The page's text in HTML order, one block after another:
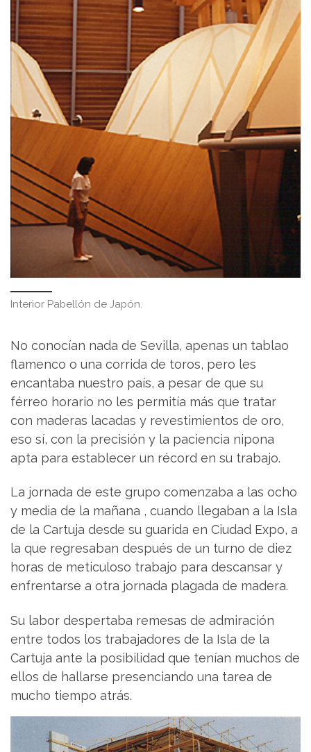
Interior Pabellón de Japón.
No conocían nada de Sevilla, apenas un tablao
flamenco o una corrida de toros, pero les
encantaba nuestro país, a pesar de que su
férreo horario no les permitía más que tratar
con maderas lacadas y revestimientos de oro,
eso sí, con la precisión y la paciencia nipona
apta para establecer un récord en su trabajo.
La jornada de este grupo comenzaba a las ocho
y media de la mañana , cuando llegaban a la Isla
de la Cartuja desde su guarida en Ciudad Expo, a
la que regresaban después de un turno de diez
horas de meticuloso trabajo para descansar y
enfrentarse a otra jornada plagada de madera.
Su labor despertaba remesas de admiración
entre todos los trabajadores de la Isla de la
Cartuja ante la posibilidad que tenían muchos de
ellos de hallarse presenciando una tarea de
mucho tiempo atrás.